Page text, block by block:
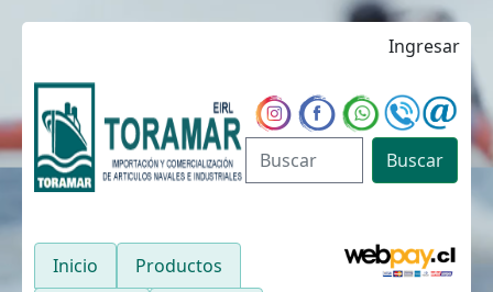
Ingresar
Buscar
Inicio
Productos